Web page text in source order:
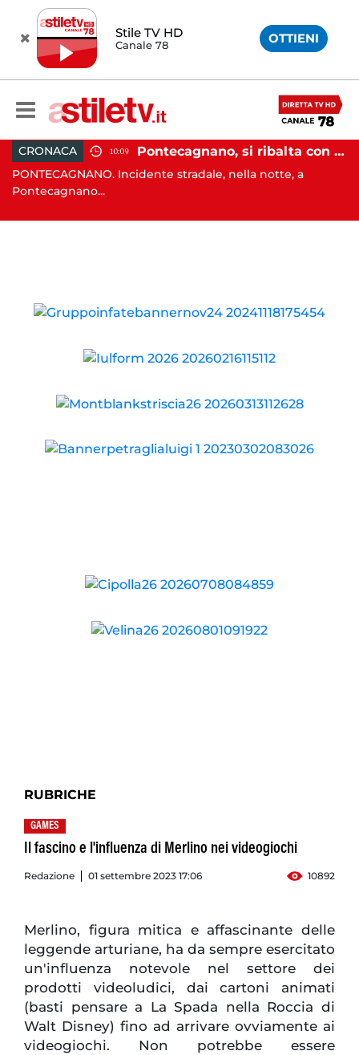
Stile TV HD
Canale 78 OTTIENI
CRONACA 10:09 Pontecagnano, si ribalta con l'auto alla rotatoria: giovane ferito
PONTECAGNANO. Incidente stradale, nella notte, a
Pontecagnano...
RUBRICHE
GAMES
Il fascino e l'influenza di Merlino nei videogiochi
Redazione 01 settembre 2023 17:06 10892
Merlino, figura mitica e affascinante delle
leggende arturiane, ha da sempre esercitato
un'influenza notevole nel settore dei
prodotti videoludici, dai cartoni animati
(basti pensare a La Spada nella Roccia di
Walt Disney) fino ad arrivare ovviamente ai
videogiochi. Non potrebbe essere